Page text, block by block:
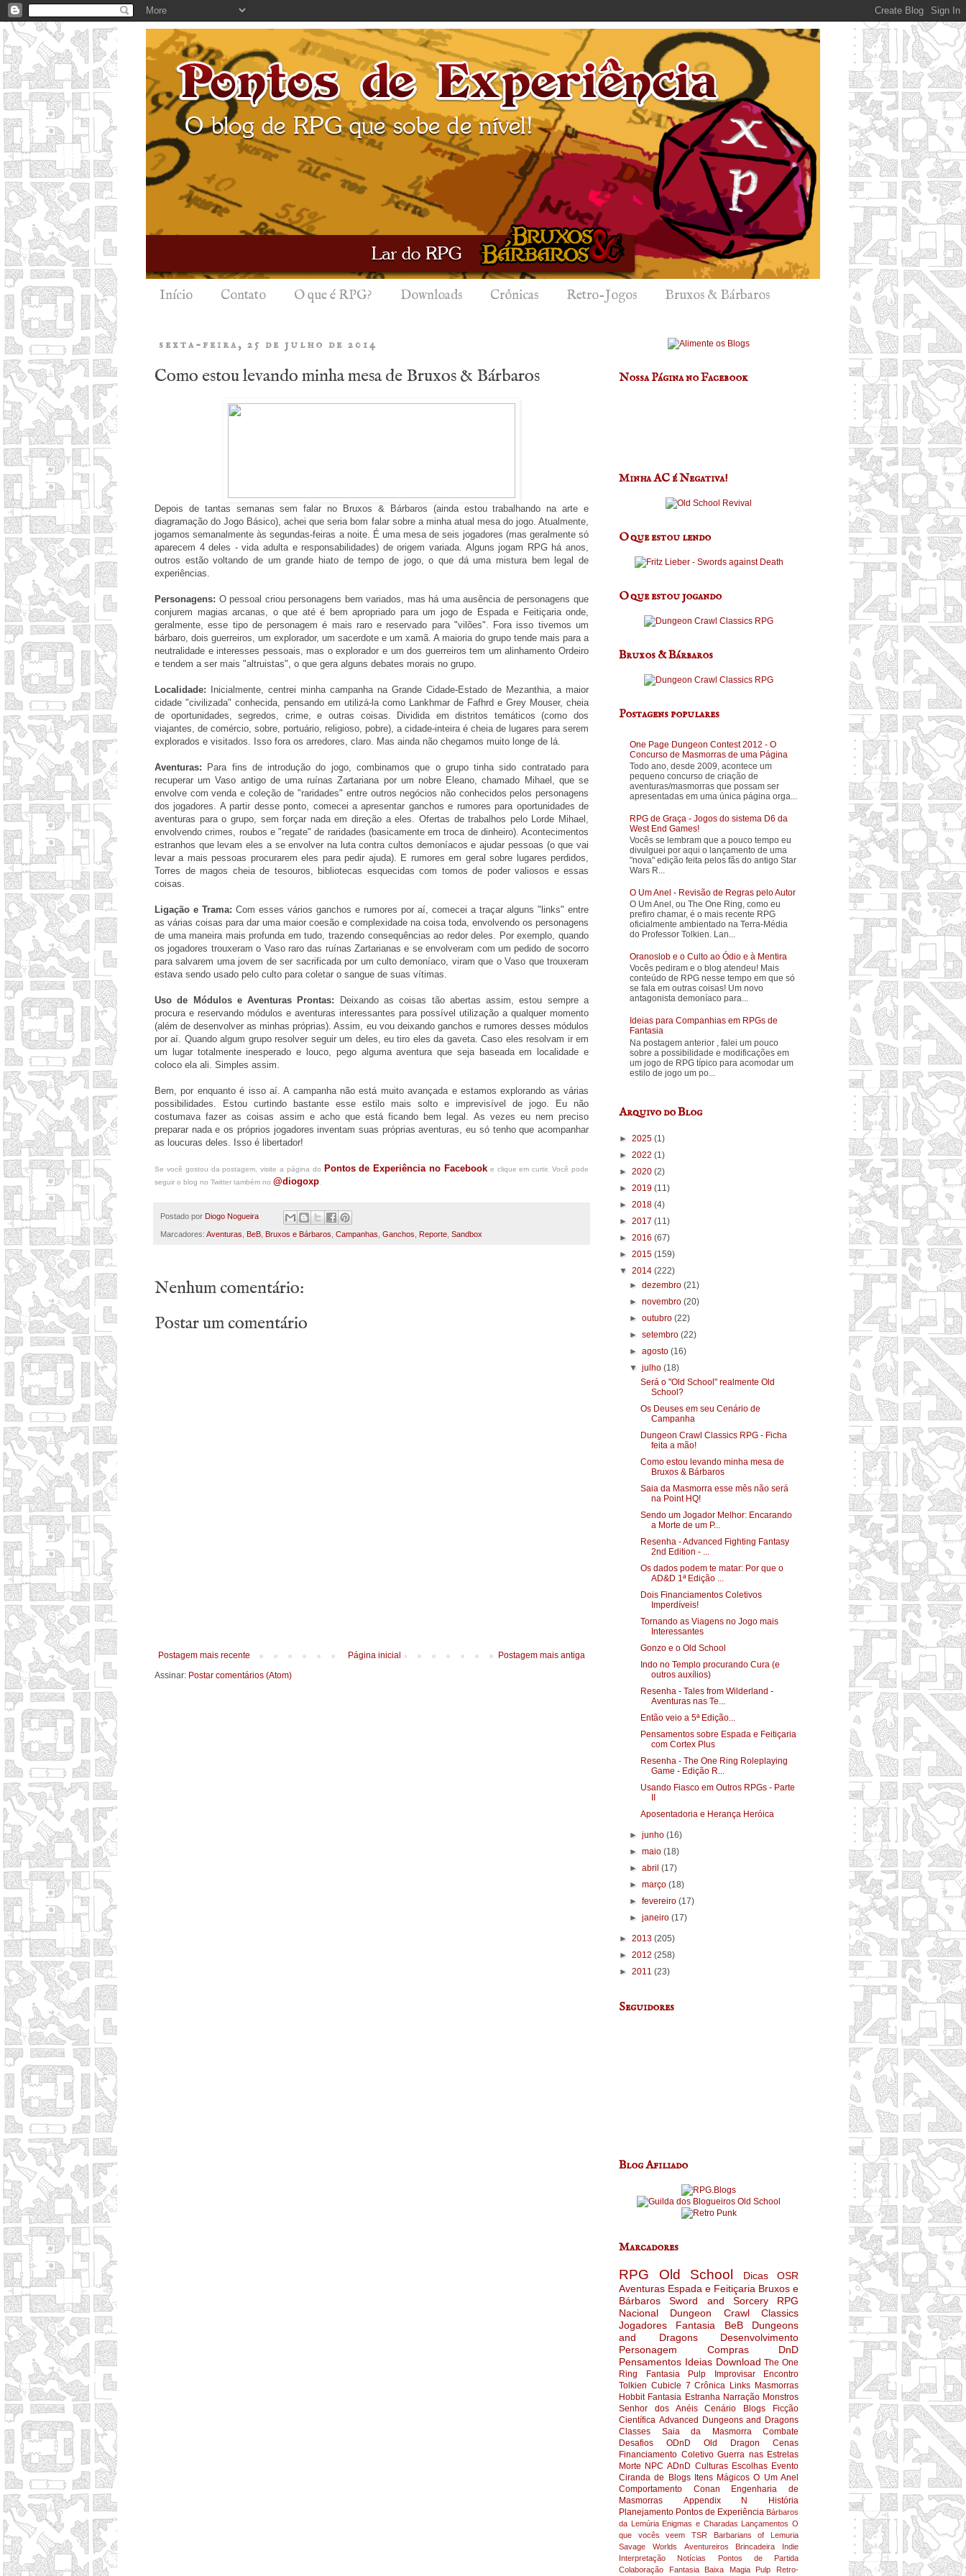
Início Contato O que é RPG? Downloads Crônicas Retro-Jogos Bruxos & Bárbaros
sexta-feira, 25 de julho de 2014
Como estou levando minha mesa de Bruxos & Bárbaros
Depois de tantas semanas sem falar no Bruxos & Bárbaros (ainda estou trabalhando na arte e
diagramação do Jogo Básico), achei que seria bom falar sobre a minha atual mesa do jogo. Atualmente,
jogamos semanalmente às segundas-feiras a noite. É uma mesa de seis jogadores (mas geralmente só
aparecem 4 deles - vida adulta e responsabilidades) de origem variada. Alguns jogam RPG há anos,
outros estão voltando de um grande hiato de tempo de jogo, o que dá uma mistura bem legal de
experiências.
Personagens: O pessoal criou personagens bem variados, mas há uma ausência de personagens que
conjurem magias arcanas, o que até é bem apropriado para um jogo de Espada e Feitiçaria onde,
geralmente, esse tipo de personagem é mais raro e reservado para "vilões". Fora isso tivemos um
bárbaro, dois guerreiros, um explorador, um sacerdote e um xamã. A maioria do grupo tende mais para a
neutralidade e interesses pessoais, mas o explorador e um dos guerreiros tem um alinhamento Ordeiro
e tendem a ser mais "altruistas", o que gera alguns debates morais no grupo.
Localidade: Inicialmente, centrei minha campanha na Grande Cidade-Estado de Mezanthia, a maior
cidade "civilizada" conhecida, pensando em utilizá-la como Lankhmar de Fafhrd e Grey Mouser, cheia
de oportunidades, segredos, crime, e outras coisas. Dividida em distritos temáticos (como dos
viajantes, de comércio, sobre, portuário, religioso, pobre), a cidade-inteira é cheia de lugares para serem
explorados e visitados. Isso fora os arredores, claro. Mas ainda não chegamos muito longe de lá.
Aventuras: Para fins de introdução do jogo, combinamos que o grupo tinha sido contratado para
recuperar um Vaso antigo de uma ruínas Zartariana por um nobre Eleano, chamado Mihael, que se
envolve com venda e coleção de "raridades" entre outros negócios não conhecidos pelos personagens
dos jogadores. A partir desse ponto, comecei a apresentar ganchos e rumores para oportunidades de
aventuras para o grupo, sem forçar nada em direção a eles. Ofertas de trabalhos pelo Lorde Mihael,
envolvendo crimes, roubos e "regate" de raridades (basicamente em troca de dinheiro). Acontecimentos
estranhos que levam eles a se envolver na luta contra cultos demoníacos e ajudar pessoas (o que vai
levar a mais pessoas procurarem eles para pedir ajuda). E rumores em geral sobre lugares perdidos,
Torres de magos cheia de tesouros, bibliotecas esquecidas com tomos de poder valiosos e essas
coisas.
Ligação e Trama: Com esses vários ganchos e rumores por aí, comecei a traçar alguns "links" entre
as várias coisas para dar uma maior coesão e complexidade na coisa toda, envolvendo os personagens
de uma maneira mais profunda em tudo, trazendo consequências ao redor deles. Por exemplo, quando
os jogadores trouxeram o Vaso raro das ruínas Zartarianas e se envolveram com um pedido de socorro
para salvarem uma jovem de ser sacrificada por um culto demoníaco, viram que o Vaso que trouxeram
estava sendo usado pelo culto para coletar o sangue de suas vítimas.
Uso de Módulos e Aventuras Prontas: Deixando as coisas tão abertas assim, estou sempre a
procura e reservando módulos e aventuras interessantes para possível utilização a qualquer momento
(além de desenvolver as minhas próprias). Assim, eu vou deixando ganchos e rumores desses módulos
por aí. Quando algum grupo resolver seguir um deles, eu tiro eles da gaveta. Caso eles resolvam ir em
um lugar totalmente inesperado e louco, pego alguma aventura que seja baseada em localidade e
coloco ela ali. Simples assim.
Bem, por enquanto é isso aí. A campanha não está muito avançada e estamos explorando as várias
possibilidades. Estou curtindo bastante esse estilo mais solto e imprevisível de jogo. Eu não
costumava fazer as coisas assim e acho que está ficando bem legal. As vezes eu nem preciso
preparar nada e os próprios jogadores inventam suas próprias aventuras, eu só tenho que acompanhar
as loucuras deles. Isso é libertador!
Se você gostou da postagem, visite a página do Pontos de Experiência no Facebooke clique em curtir. Você pode
seguir o blog no Twitter também no @diogoxp.
Postado por Diogo Nogueira
Marcadores: Aventuras BeB Bruxos e Bárbaros Campanhas Ganchos Reporte Sandbox
Nenhum comentário:
Postar um comentário
Postagem mais recente Postagem mais antiga
Página inicial
Assinar: Postar comentários (Atom)
Nossa Página no Facebook
Minha AC é Negativa!
O que estou lendo
O que estou jogando
Bruxos & Bárbaros
Postagens populares
One Page Dungeon Contest 2012 - O
Concurso de Masmorras de uma Página
Todo ano, desde 2009, acontece um
pequeno concurso de criação de
aventuras/masmorras que possam ser
apresentadas em uma única página orga...
RPG de Graça - Jogos do sistema D6 da
West End Games!
Vocês se lembram que a pouco tempo eu
divulguei por aqui o lançamento de uma
"nova" edição feita pelos fãs do antigo Star
Wars R...
O Um Anel - Revisão de Regras pelo Autor
O Um Anel, ou The One Ring, como eu
prefiro chamar, é o mais recente RPG
oficialmente ambientado na Terra-Média
do Professor Tolkien. Lan...
Oranoslob e o Culto ao Ódio e à Mentira
Vocês pediram e o blog atendeu! Mais
conteúdo de RPG nesse tempo em que só
se fala em outras coisas! Um novo
antagonista demoníaco para...
Ideias para Companhias em RPGs de
Fantasia
Na postagem anterior , falei um pouco
sobre a possibilidade e modificações em
um jogo de RPG típico para acomodar um
estilo de jogo um po...
Arquivo do Blog
► 2025 (1)
► 2022 (1)
► 2020 (2)
► 2019 (11)
► 2018 (4)
► 2017 (11)
► 2016 (67)
► 2015 (159)
▼ 2014 (222)
►dezembro(21)
►novembro(20)
►outubro(22)
►setembro(22)
►agosto(16)
▼julho(18)
Será o "Old School" realmente Old
School?
Os Deuses em seu Cenário de
Campanha
Dungeon Crawl Classics RPG - Ficha
feita a mão!
Como estou levando minha mesa de
Bruxos & Bárbaros
Saia da Masmorra esse mês não será
na Point HQ!
Sendo um Jogador Melhor: Encarando
a Morte de um P...
Resenha - Advanced Fighting Fantasy
2nd Edition - ...
Os dados podem te matar: Por que o
AD&D 1ª Edição ...
Dois Financiamentos Coletivos
Imperdíveis!
Tornando as Viagens no Jogo mais
Interessantes
Gonzo e o Old School
Indo no Templo procurando Cura (e
outros auxílios)
Resenha - Tales from Wilderland -
Aventuras nas Te...
Então veio a 5ª Edição...
Pensamentos sobre Espada e Feitiçaria
com Cortex Plus
Resenha - The One Ring Roleplaying
Game - Edição R...
Usando Fiasco em Outros RPGs - Parte
Aposentadoria e Herança Heróica
►junho(16)
►maio(18)
►abril(17)
►março(18)
►fevereiro(17)
►janeiro(17)
► 2013 (205)
► 2012 (258)
► 2011 (23)
Seguidores
Blog Afiliado
Marcadores
RPG Old School Dicas
OSR
Aventuras Espada e Feitiçaria Bruxos e
Bárbaros
Sword and Sorcery
RPG
Nacional
Dungeon Crawl Classics
Jogadores
Fantasia BeB
Dungeons
and Dragons
Desenvolvimento
Personagem
Compras
DnD
Pensamentos Ideias Download The One
Ring
Fantasia Pulp Improvisar
Encontro
Tolkien Cubicle 7 Crônica Links Masmorras
Hobbit Fantasia Estranha Narração Monstros
Senhor dos Anéis
Cenário Blogs
Ficção
Científica Advanced Dungeons and Dragons
Classes
Saia da Masmorra
Combate
Desafios
ODnD Old Dragon
Cenas
Financiamento Coletivo Guerra nas Estrelas
Morte NPC ADnD Culturas Escolhas Evento
Ciranda de Blogs
Itens Mágicos O Um Anel
Comportamento
Conan
Engenharia de
Masmorras
Appendix N
História
Planejamento Pontos de Experiência Bárbaros
da Lemúria Enigmas e Charadas Lançamentos O
que vocês veem
TSR
Barbarians of Lemuria
Savage Worlds
Aventureiros Brincadeira
Indie
Interpretação
Notícias
Pontos de Partida
Colaboração
Fantasia Baixa Magia Pulp Retro-